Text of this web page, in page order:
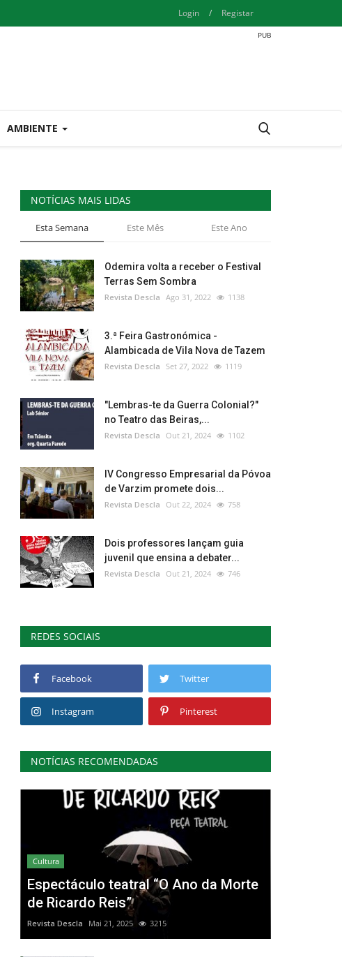
Login / Registar
AMBIENTE
NOTÍCIAS MAIS LIDAS
Esta Semana Este Mês Este Ano
Odemira volta a receber o Festival
Terras Sem Sombra
Revista Descla Ago 31, 2022 1138
3.ª Feira Gastronómica -
Alambicada de Vila Nova de Tazem
Revista Descla Set 27, 2022 1119
"Lembras-te da Guerra Colonial?"
no Teatro das Beiras,...
Revista Descla Out 21, 2024 1102
IV Congresso Empresarial da Póvoa
de Varzim promete dois...
Revista Descla Out 22, 2024 758
Dois professores lançam guia
juvenil que ensina a debater...
Revista Descla Out 21, 2024 746
REDES SOCIAIS
Facebook Twitter
Instagram Pinterest
NOTÍCIAS RECOMENDADAS
Cultura
Espectáculo teatral “O Ano da Morte
de Ricardo Reis”
Revista Descla Mai 21, 2025 3215